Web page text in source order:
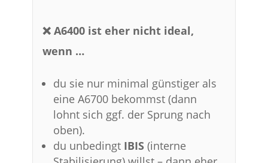
❌ A6400 ist eher nicht ideal,
wenn …
du sie nur minimal günstiger als
eine A6700 bekommst (dann
lohnt sich ggf. der Sprung nach
oben).
du unbedingt IBIS(interne